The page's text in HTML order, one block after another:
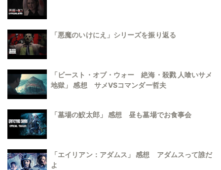
「悪魔のいけにえ」シリーズを振り返る
「ビースト・オブ・ウォー 絶海・殺戮 人喰いサメ
地獄」 感想 サメVSコマンダー哲夫
「墓場の鮫太郎」 感想 昼も墓場でお食事会
「エイリアン：アダムス」 感想 アダムスって誰だ
よ